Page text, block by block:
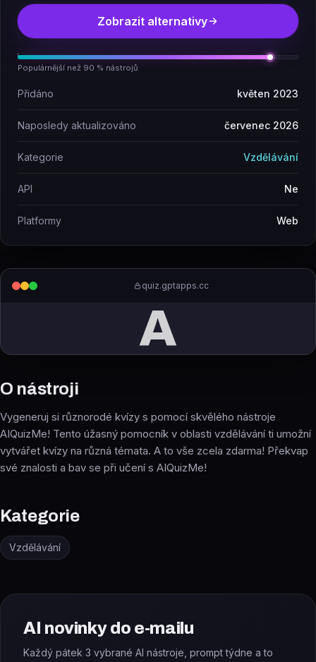
quiz.gptapps.cc
A
O nástroji
Vygeneruj si různorodé kvízy s pomocí skvělého nástroje
AIQuizMe! Tento úžasný pomocník v oblasti vzdělávání ti umožní
vytvářet kvízy na různá témata. A to vše zcela zdarma! Překvap
své znalosti a bav se při učení s AIQuizMe!
Kategorie
Vzdělávání
AI novinky do e-mailu
Každý pátek 3 vybrané AI nástroje, prompt týdne a to
Zobrazit alternativy
Populárnější než 90 % nástrojů
Přidáno květen 2023
Naposledy aktualizováno červenec 2026
Kategorie Vzdělávání
API Ne
Platformy Web